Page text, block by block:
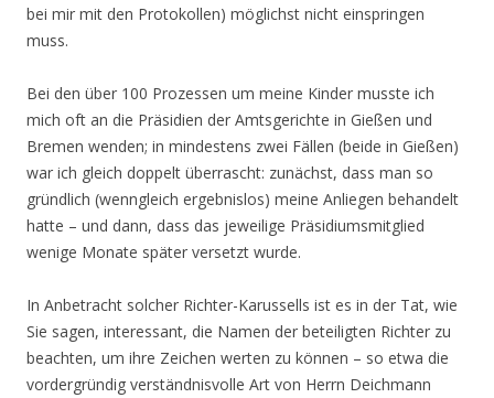
bei mir mit den Protokollen) möglichst nicht einspringen
muss.
Bei den über 100 Prozessen um meine Kinder musste ich
mich oft an die Präsidien der Amtsgerichte in Gießen und
Bremen wenden; in mindestens zwei Fällen (beide in Gießen)
war ich gleich doppelt überrascht: zunächst, dass man so
gründlich (wenngleich ergebnislos) meine Anliegen behandelt
hatte – und dann, dass das jeweilige Präsidiumsmitglied
wenige Monate später versetzt wurde.
In Anbetracht solcher Richter-Karussells ist es in der Tat, wie
Sie sagen, interessant, die Namen der beteiligten Richter zu
beachten, um ihre Zeichen werten zu können – so etwa die
vordergründig verständnisvolle Art von Herrn Deichmann